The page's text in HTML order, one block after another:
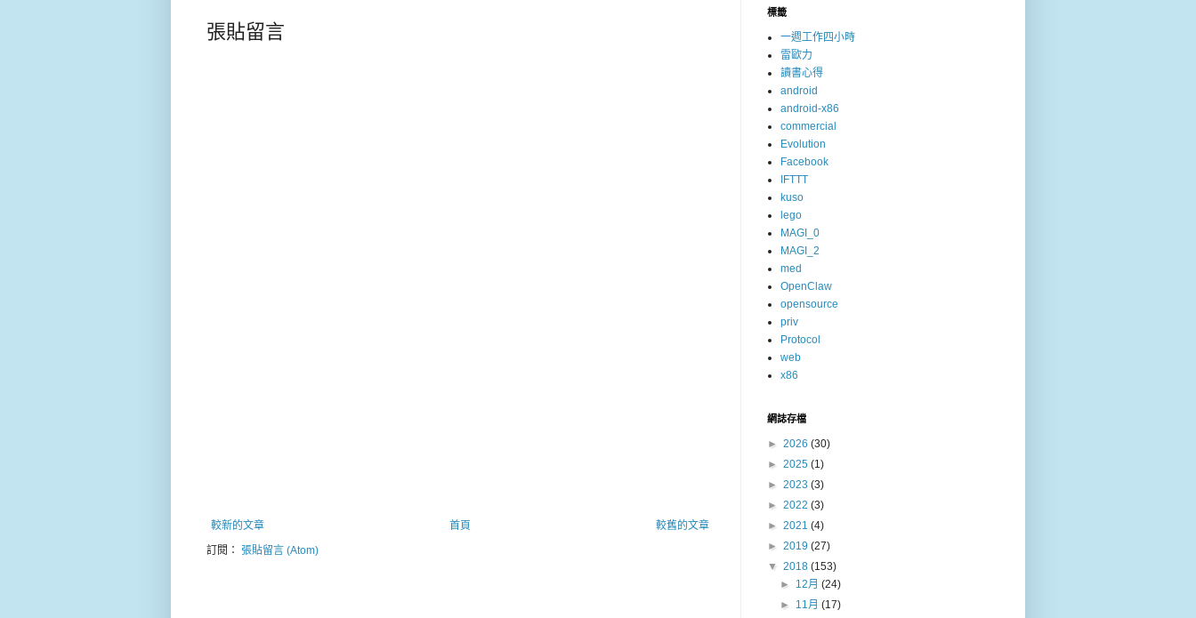
張貼留言
較新的文章 較舊的文章
首頁
訂閱： 張貼留言 (Atom)
標籤
一週工作四小時
雷歐力
讀書心得
android
android-x86
commercial
Evolution
Facebook
IFTTT
kuso
lego
MAGI_0
MAGI_2
med
OpenClaw
opensource
priv
Protocol
web
x86
網誌存檔
► 2026 (30)
► 2025 (1)
► 2023 (3)
► 2022 (3)
► 2021 (4)
► 2019 (27)
▼ 2018 (153)
► 12月(24)
► 11月(17)